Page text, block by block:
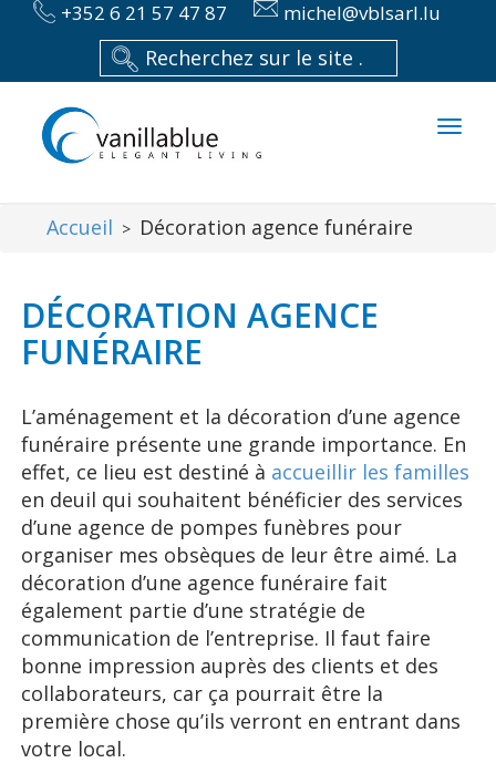
+352 6 21 57 47 87 michel@vblsarl.lu
Accueil > Décoration agence funéraire
DÉCORATION AGENCE
FUNÉRAIRE
L’aménagement et la décoration d’une agence
funéraire présente une grande importance. En
effet, ce lieu est destiné à accueillir les familles
en deuil qui souhaitent bénéficier des services
d’une agence de pompes funèbres pour
organiser mes obsèques de leur être aimé. La
décoration d’une agence funéraire fait
également partie d’une stratégie de
communication de l’entreprise. Il faut faire
bonne impression auprès des clients et des
collaborateurs, car ça pourrait être la
première chose qu’ils verront en entrant dans
votre local.